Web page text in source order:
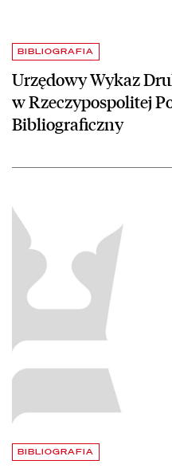
BIBLIOGRAFIA
Urzędowy Wykaz
w Rzeczypospolitej
Bibliograficzny
BIBLIOGRAFIA
czytaj więcej o Bibliografia